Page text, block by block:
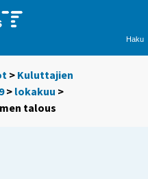
Haku
> Kuluttajien
> lokakuu >
talous